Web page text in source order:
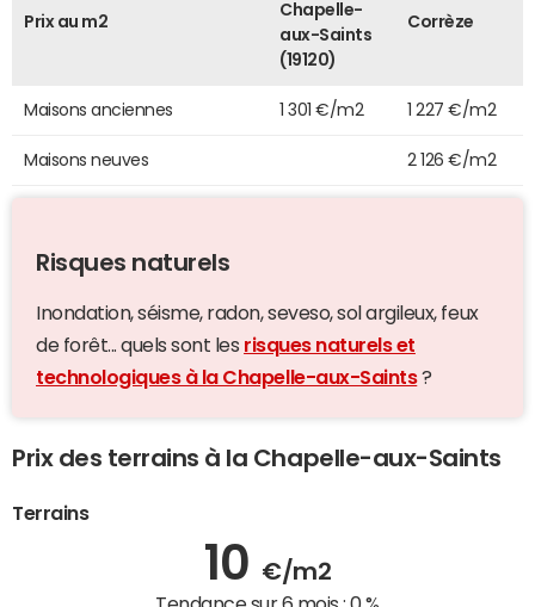
Prix au m2
Chapelle-
aux-Saints
(19120)
Corrèze
Maisons anciennes 1 301 €/m2 1 227 €/m2
Maisons neuves 2 126 €/m2
Risques naturels
Inondation, séisme, radon, seveso, sol argileux, feux
de forêt... quels sont les risques naturels et
technologiques à la Chapelle-aux-Saints?
Prix des terrains à la Chapelle-aux-Saints
Terrains
10 €/m2